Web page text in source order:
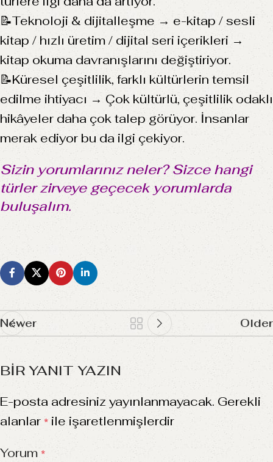
📝Teknoloji & dijitalleşme → e-kitap / sesli
kitap / hızlı üretim / dijital seri içerikleri →
kitap okuma davranışlarını değiştiriyor.
📝Küresel çeşitlilik, farklı kültürlerin temsil
edilme ihtiyacı → Çok kültürlü, çeşitlilik odaklı
hikâyeler daha çok talep görüyor. İnsanlar
merak ediyor bu da ilgi çekiyor.
Sizin yorumlarınız neler? Sizce hangi
türler zirveye geçecek yorumlarda
buluşalım.
Newer Older
BIR YANIT YAZIN
E-posta adresiniz yayınlanmayacak. Gerekli
alanlar * ile işaretlenmişlerdir
Yorum *